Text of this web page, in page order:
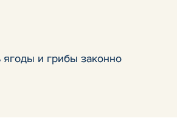
ягоды и грибы законно